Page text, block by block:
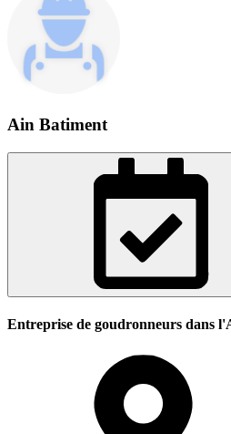
Ain Batiment
Entreprise de goudronneurs dans